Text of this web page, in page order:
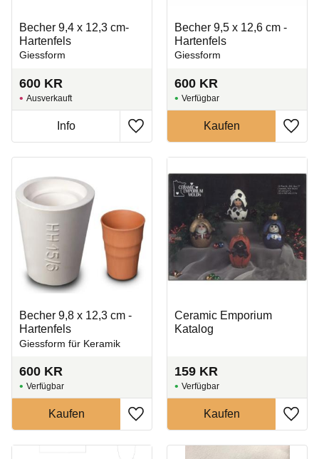
Becher 9,4 x 12,3 cm-
Hartenfels
Giessform
600 KR
Zu Favoriten hinzufügen
Ausverkauft
Becher 9,5 x 12,6 cm -
Hartenfels
Giessform
600 KR
Zu
Becher 9,8 x 12,3 cm -
Hartenfels
Giessform für Keramik
600 KR
Zu Favoriten hinzufügen
Ceramic Emporium
Katalog
159 KR
Zu